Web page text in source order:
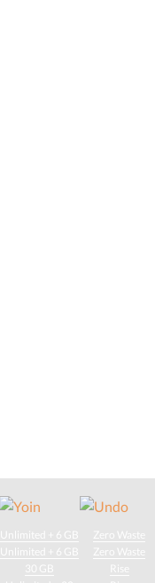
Unlimited + 6 GB
Unlimited + 6 GB
30 GB
Zero Waste
Zero Waste
Rise